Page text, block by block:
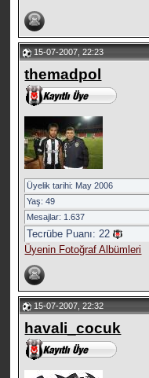
15-07-2007, 22:23
themadpol
Üyelik tarihi: May 2006
Yaş: 49
Mesajlar: 1.637
Tecrübe Puanı:22
Üyenin Fotoğraf Albümleri
15-07-2007, 22:32
havali_cocuk